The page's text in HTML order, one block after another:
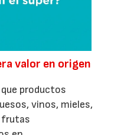
valor en origen
productos
vinos, mieles,
frutas